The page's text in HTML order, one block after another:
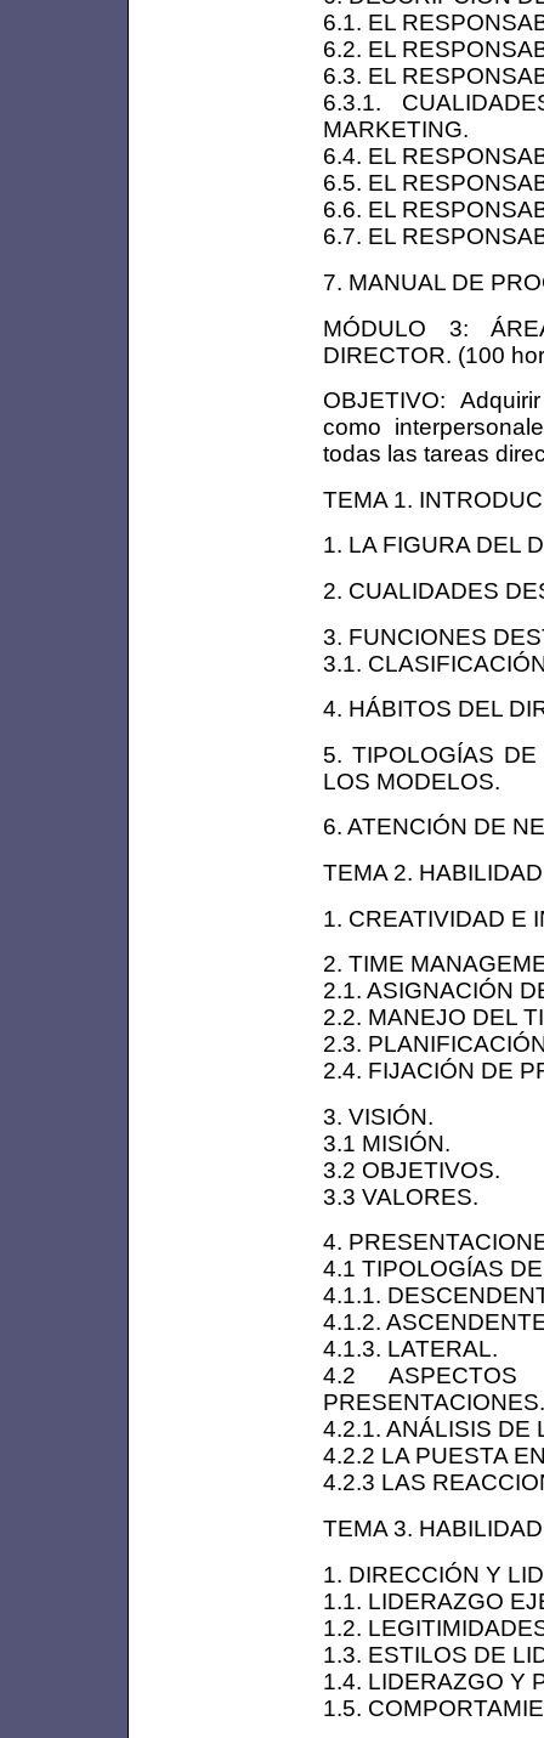
6.1. EL
6.2. EL
6.3. EL
6.3.1.
MARKETING.
6.4. EL
6.5. EL
6.6. EL
6.7. EL
7. MANUAL DE
MÓDULO 3:
DIRECTOR. (100
OBJETIVO:
como
todas las tareas
TEMA 1.
1. LA FIGURA DEL
2. CUALIDADES
3. FUNCIONES
3.1.
4. HÁBITOS DEL
5. TIPOLOGÍAS
LOS MODELOS.
6. ATENCIÓN DE
TEMA 2.
1. CREATIVIDAD E
2. TIME
2.1. ASIGNACIÓN
2.2. MANEJO DEL
2.3.
2.4. FIJACIÓN DE
3. VISIÓN.
3.1 MISIÓN.
3.2 OBJETIVOS.
3.3 VALORES.
4.
4.1 TIPOLOGÍAS
4.1.1.
4.1.2.
4.1.3. LATERAL.
4.2
4.2.1. ANÁLISIS DE
4.2.2 LA PUESTA
4.2.3 LAS
TEMA 3.
1. DIRECCIÓN Y
1.1. LIDERAZGO
1.2.
1.3. ESTILOS DE
1.4. LIDERAZGO Y
1.5.